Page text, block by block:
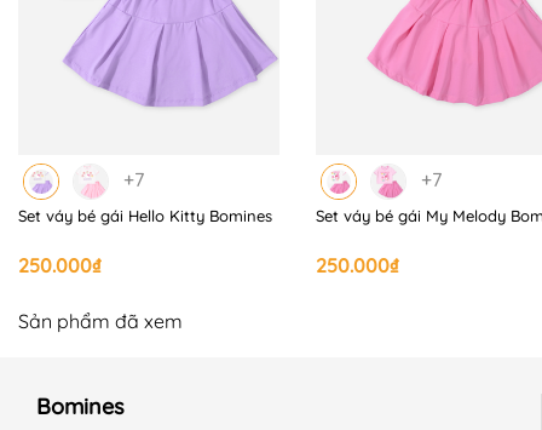
+7
Set váy bé gái Hello Kitty Bomines
250.000₫
+7
Set váy bé gái My Melody
250.000₫
Sản phẩm đã xem
Bomines